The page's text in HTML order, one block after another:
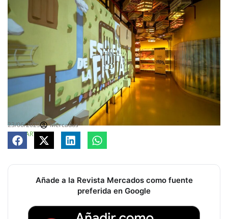
23/06/2025
Mercados
COMPARTE
Añade a la Revista Mercados como fuente
preferida en Google